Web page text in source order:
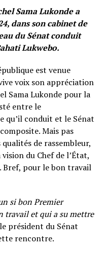
Sama Lukonde a
dans son cabinet de
du Sénat conduit
Lukwebo.
est venue
voix son appréciation
Sama Lukonde pour la
entre le
qu’il conduit et le Sénat
Mais pas
qualités de rassembleur,
du Chef de l’État,
Bref, pour le bon travail
si bon Premier
travail et qui a su mettre
président du Sénat
rencontre.